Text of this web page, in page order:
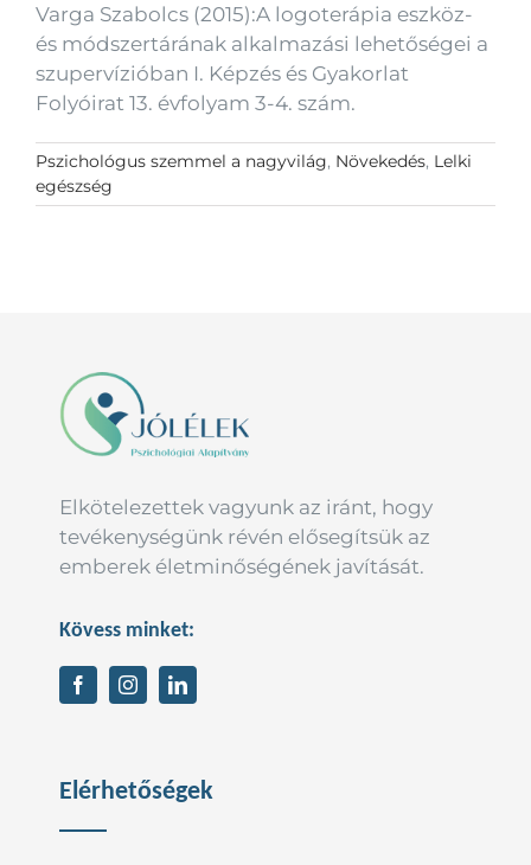
Varga Szabolcs (2015):A logoterápia eszköz-
és módszertárának alkalmazási lehetőségei a
szupervízióban I. Képzés és Gyakorlat
Folyóirat 13. évfolyam 3-4. szám.
Pszichológus szemmel a nagyvilág, Növekedés, Lelki
egészség
Elkötelezettek vagyunk az iránt, hogy
tevékenységünk révén elősegítsük az
emberek életminőségének javítását.
Kövess minket:
Elérhetőségek